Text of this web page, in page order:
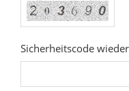
Sicherheitscode